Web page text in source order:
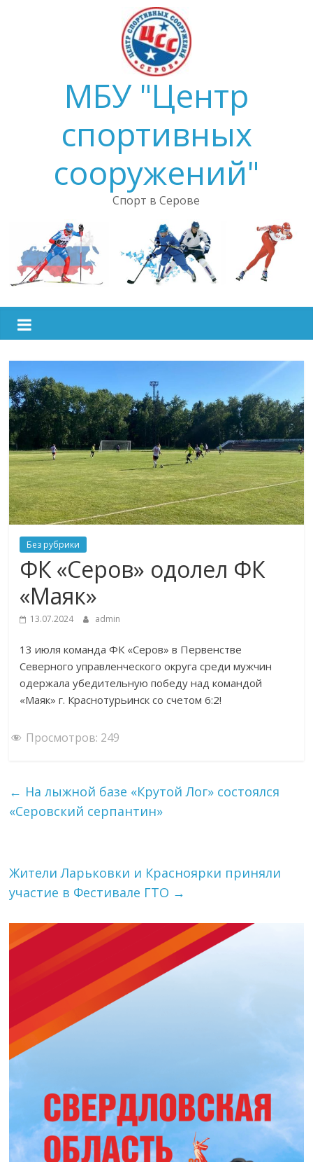
МБУ "Центр
спортивных
сооружений"
Спорт в Серове
Без рубрики
ФК «Серов» одолел ФК
«Маяк»
13.07.2024 admin
13 июля команда ФК «Серов» в Первенстве
Северного управленческого округа среди мужчин
одержала убедительную победу над командой
«Маяк» г. Краснотурьинск со счетом 6:2!
Просмотров: 249
← На лыжной базе «Крутой Лог» состоялся
«Серовский серпантин»
Жители Ларьковки и Красноярки приняли
участие в Фестивале ГТО →